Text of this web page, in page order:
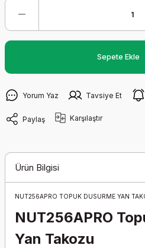
Sepete Ekle
Yorum Yaz Tavsiye Et
Paylaş Karşılaştır
Ürün Bilgisi
NUT256APRO TOPUK DUSURME YAN
NUT256APRO
Yan Takozu